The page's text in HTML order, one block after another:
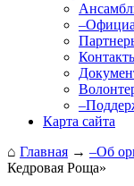
Карта сайта
⌂ Главная → –Об
Кедровая Роща»